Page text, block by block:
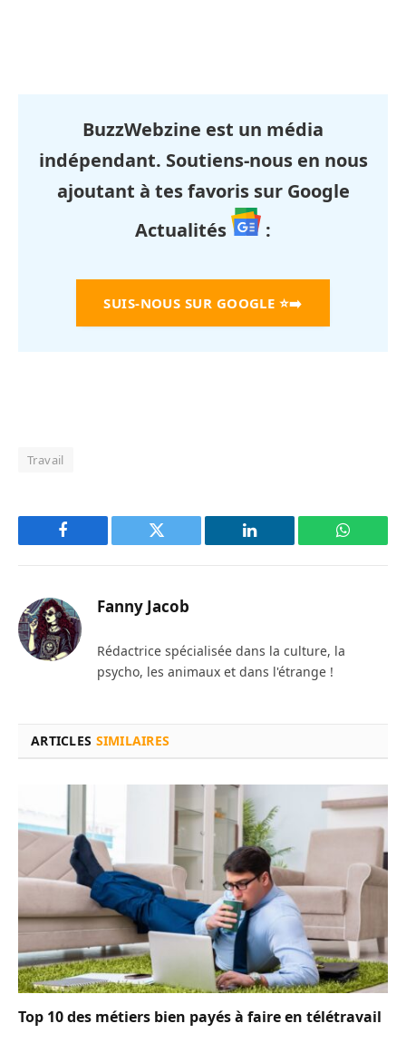
BuzzWebzine est un média
indépendant. Soutiens-nous en nous
ajoutant à tes favoris sur Google
Actualités
:
SUIS-NOUS SUR GOOGLE ⭐➡️
Travail
Facebook Twitter LinkedIn
Fanny Jacob
Rédactrice spécialisée dans la culture, la
psycho, les animaux et dans l'étrange !
ARTICLES SIMILAIRES
Top 10 des métiers bien payés à faire en télétravail